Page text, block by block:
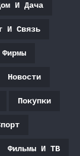
И Дача
И Связь
Новости
Покупки
Фильмы И ТВ